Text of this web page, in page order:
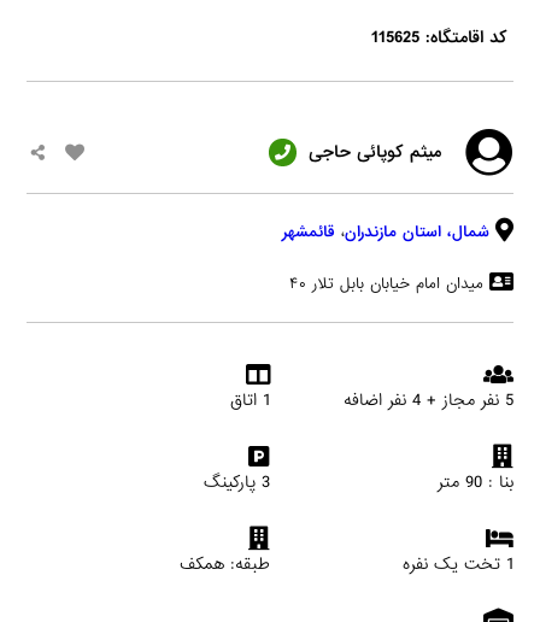
کد اقامتگاه: 115625
میثم کوپائی حاجی
شمال، استان مازندران، قائمشهر
میدان امام خیابان بابل تلار ۴۰
5 نفر مجاز + 4 نفر اضافه 1 اتاق
بنا : 90 متر 3 پارکینگ
1 تخت یک نفره طبقه: همکف